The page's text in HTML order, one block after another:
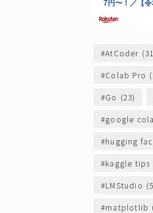
AtCoder
Colab Pro
Go (23)
google
hugging
kaggle tips
LMStudio
matplotlib